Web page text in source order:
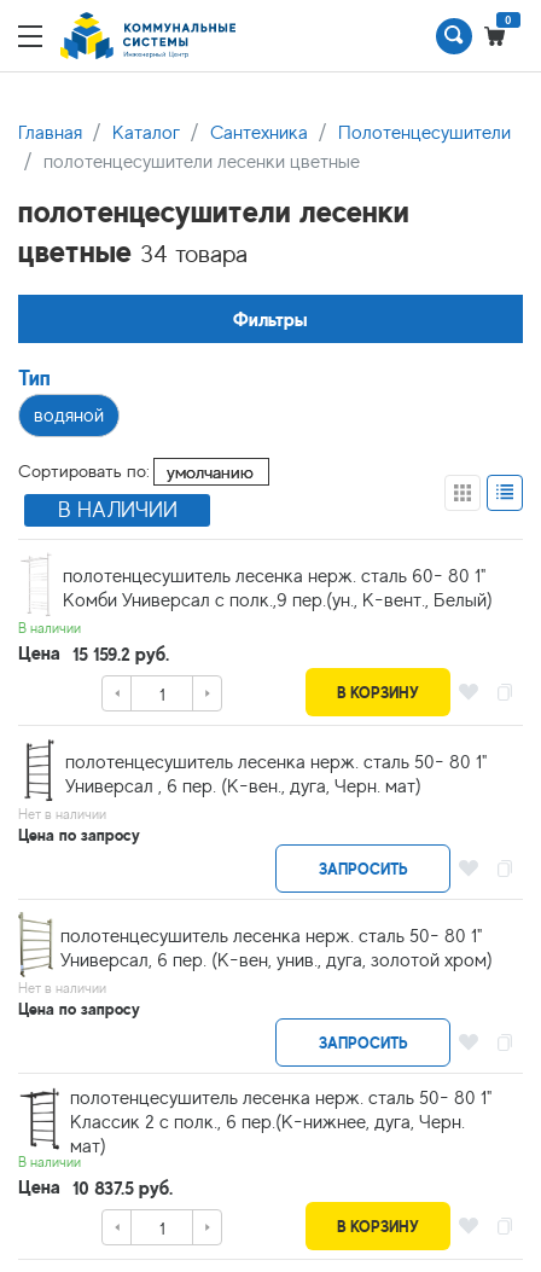
0
Главная Каталог Сантехника
Полотенцесушители
полотенцесушители лесенки цветные
полотенцесушители лесенки
цветные 34 товара
Фильтры
Тип
водяной
Сортировать по:
В НАЛИЧИИ
полотенцесушитель лесенка нерж. сталь 60- 80 1"
Комби Универсал с полк.,9 пер.(ун., К-вент., Белый)
В наличии
Цена 15 159.2 руб.
В КОРЗИНУ
полотенцесушитель лесенка нерж. сталь 50- 80 1"
Универсал , 6 пер. (К-вен., дуга, Черн. мат)
Нет в наличии
Цена по запросу
ЗАПРОСИТЬ
полотенцесушитель лесенка нерж. сталь 50- 80 1"
Универсал, 6 пер. (К-вен, унив., дуга, золотой хром)
Нет в наличии
Цена по запросу
ЗАПРОСИТЬ
полотенцесушитель лесенка нерж. сталь 50- 80 1"
Классик 2 с полк., 6 пер.(К-нижнее, дуга, Черн.
мат)
В наличии
Цена 10 837.5 руб.
В КОРЗИНУ